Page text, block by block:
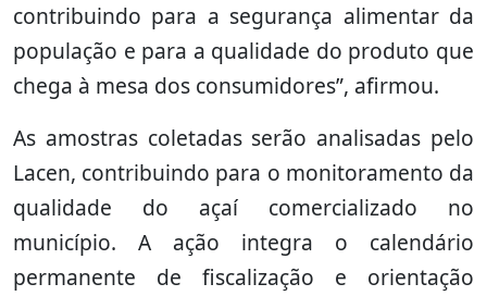
contribuindo para a segurança alimentar da
população e para a qualidade do produto que
chega à mesa dos consumidores”, afirmou.
As amostras coletadas serão analisadas pelo
Lacen, contribuindo para o monitoramento da
qualidade do açaí comercializado no
município. A ação integra o calendário
permanente de fiscalização e orientação